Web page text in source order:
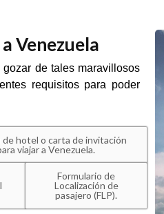
Venezuela
de tales maravillosos
requisitos para poder
de hotel o carta de invitación
viajar a Venezuela.
Formulario de
Localización de
pasajero (FLP).